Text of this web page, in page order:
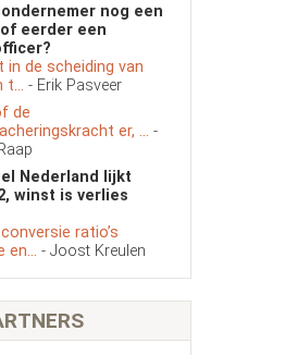
nog een
eerder een
in de scheiding van
t... - Erik Pasveer
de
er, ... -
Nederland lijkt
winst is verlies
ratio’s
en... - Joost Kreulen